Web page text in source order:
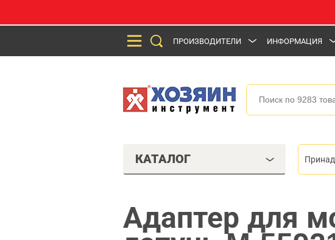
ПРОИЗВОДИТЕЛИ ИНФОРМАЦИЯ
КАТАЛОГ
Адаптер для